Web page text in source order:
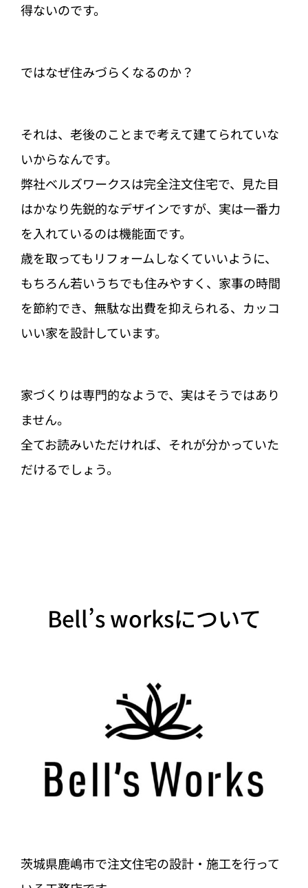
得ないのです。
ではなぜ住みづらくなるのか？
それは、老後のことまで考えて建てられていな
いからなんです。
弊社ベルズワークスは完全注文住宅で、見た目
はかなり先鋭的なデザインですが、実は一番力
を入れているのは機能面です。
歳を取ってもリフォームしなくていいように、
もちろん若いうちでも住みやすく、家事の時間
を節約でき、無駄な出費を抑えられる、カッコ
いい家を設計しています。
家づくりは専門的なようで、実はそうではあり
ません。
全てお読みいただければ、それが分かっていた
だけるでしょう。
Bell’s worksについて
茨城県鹿嶋市で注文住宅の設計・施工を行って